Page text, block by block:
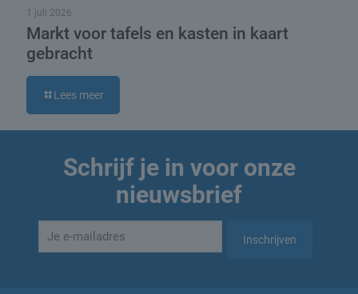
1 juli 2026
Markt voor tafels en kasten in kaart
gebracht
Lees meer
Schrijf je in voor onze
nieuwsbrief